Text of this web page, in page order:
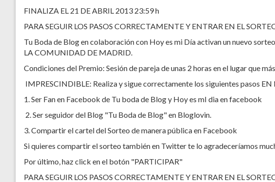
FINALIZA EL 21 DE ABRIL 2013 23:59 h
PARA SEGUIR LOS PASOS CORRECTAMENTE Y ENTRAR EN EL
Tu Boda de Blog en colaboración con Hoy es mi Día activan un nuevo
LA COMUNIDAD DE MADRID.
Condiciones del Premio: Sesión de pareja de unas 2 horas en el lugar que
IMPRESCINDIBLE: Realiza y sigue correctamente los siguientes pasos EN
1. Ser Fan en Facebook de Tu boda de Blog y Hoy es mI dia en facebook
2. Ser seguidor del Blog "Tu Boda de Blog" en Bloglovin.
3. Compartir el cartel del Sorteo de manera pública en Facebook
Si quieres compartir el sorteo también en Twitter te lo agradeceríamos
Por último, haz click en el botón "PARTICIPAR"
PARA SEGUIR LOS PASOS CORRECTAMENTE Y ENTRAR EN EL